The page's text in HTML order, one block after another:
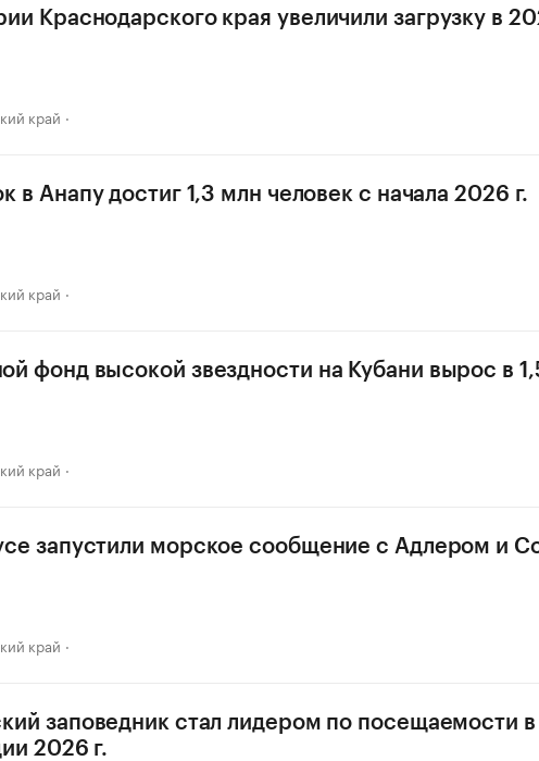
Краснодарского края увеличили загрузку в
край
в Анапу достиг 1,3 млн человек с начала 2026 г.
край
фонд высокой звездности на Кубани вырос в
край
запустили морское сообщение с Адлером и
край
заповедник стал лидером по посещаемости в I
2026 г.